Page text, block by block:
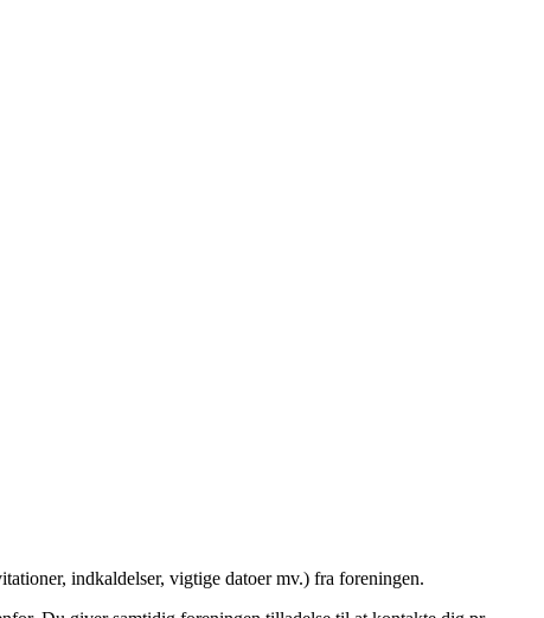
indkaldelser, vigtige datoer mv.) fra foreningen.